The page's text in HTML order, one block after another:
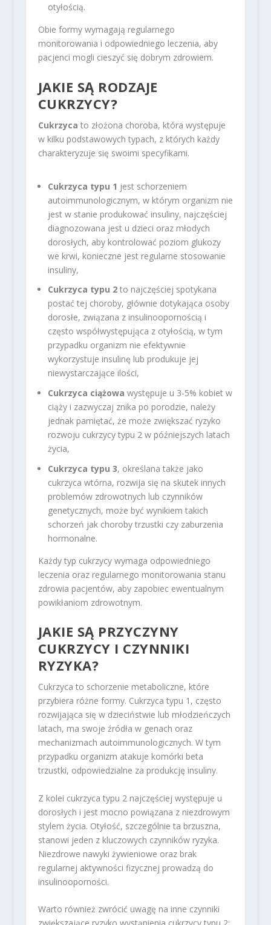
otyłością.
Obie formy wymagają regularnego
monitorowania i odpowiedniego leczenia, aby
pacjenci mogli cieszyć się dobrym zdrowiem.
JAKIE SĄ RODZAJE
CUKRZYCY?
Cukrzyca to złożona choroba, która występuje
w kilku podstawowych typach, z których każdy
charakteryzuje się swoimi specyfikami.
Cukrzyca typu 1 jest schorzeniem
autoimmunologicznym, w którym organizm nie
jest w stanie produkować insuliny, najczęściej
diagnozowana jest u dzieci oraz młodych
dorosłych, aby kontrolować poziom glukozy
we krwi, konieczne jest regularne stosowanie
insuliny,
Cukrzyca typu 2to najczęściej spotykana
postać tej choroby, głównie dotykająca osoby
dorosłe, związana z insulinoopornością i
często współwystępująca z otyłością, w tym
przypadku organizm nie efektywnie
wykorzystuje insulinę lub produkuje jej
niewystarczające ilości,
Cukrzyca ciążowa występuje u 3-5% kobiet w
ciąży i zazwyczaj znika po porodzie, należy
jednak pamiętać, że może zwiększać ryzyko
rozwoju cukrzycy typu 2 w późniejszych latach
życia,
Cukrzyca typu 3, określana także jako
cukrzyca wtórna, rozwija się na skutek innych
problemów zdrowotnych lub czynników
genetycznych, może być wynikiem takich
schorzeń jak choroby trzustki czy zaburzenia
hormonalne.
Każdy typ cukrzycy wymaga odpowiedniego
leczenia oraz regularnego monitorowania stanu
zdrowia pacjentów, aby zapobiec ewentualnym
powikłaniom zdrowotnym.
JAKIE SĄ PRZYCZYNY
CUKRZYCY I CZYNNIKI
RYZYKA?
Cukrzyca to schorzenie metaboliczne, które
przybiera różne formy. Cukrzyca typu 1, często
rozwijająca się w dzieciństwie lub młodzieńczych
latach, ma swoje źródła w genach oraz
mechanizmach autoimmunologicznych. W tym
przypadku organizm atakuje komórki beta
trzustki, odpowiedzialne za produkcję insuliny.
Z kolei cukrzyca typu 2 najczęściej występuje u
dorosłych i jest mocno powiązana z niezdrowym
stylem życia. Otyłość, szczególnie ta brzuszna,
stanowi jeden z kluczowych czynników ryzyka.
Niezdrowe nawyki żywieniowe oraz brak
regularnej aktywności fizycznej prowadzą do
insulinooporności.
Warto również zwrócić uwagę na inne czynniki